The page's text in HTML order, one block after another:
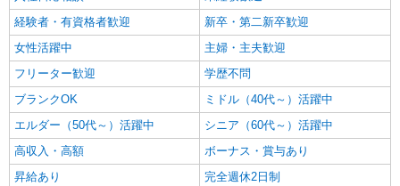
経験者・有資格者歓迎
新卒・第二新卒歓迎
女性活躍中
主婦・主夫歓迎
フリーター歓迎
学歴不問
ブランクOK
ミドル（40代～）活躍中
エルダー（50代～）活躍中
シニア（60代～）活躍中
高収入・高額
ボーナス・賞与あり
昇給あり
完全週休2日制